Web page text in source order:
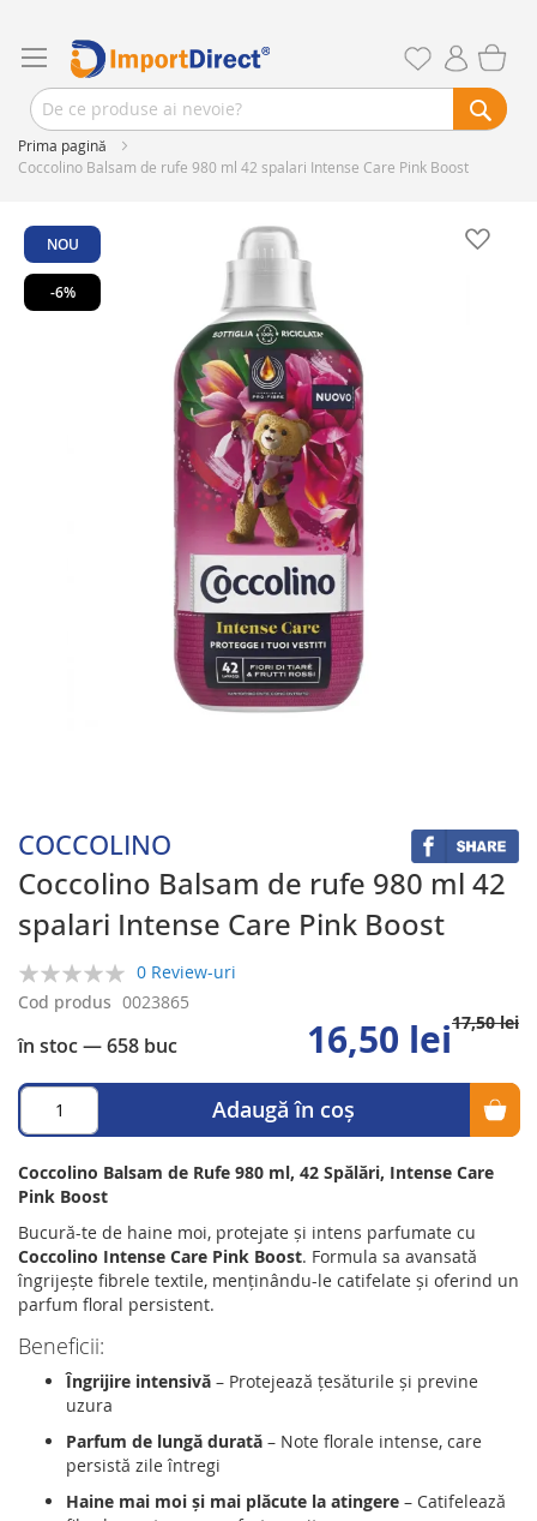
Prima pagină
Coccolino Balsam de rufe 980 ml 42 spalari Intense Care Pink Boost
COCCOLINO
Coccolino Balsam de rufe 980 ml 42
spalari Intense Care Pink Boost
0%
0 Review-uri
în stoc— 658 buc
Cod produs 0023865
16,50 lei17,50 lei
Adaugă în coș
Coccolino Balsam de Rufe 980 ml, 42 Spălări, Intense Care
Pink Boost
Bucură-te de haine moi, protejate și intens parfumate cu
Coccolino Intense Care Pink Boost. Formula sa avansată
îngrijește fibrele textile, menținându-le catifelate și oferind un
parfum floral persistent.
Beneficii:
Îngrijire intensivă – Protejează țesăturile și previne
uzura
Parfum de lungă durată – Note florale intense, care
persistă zile întregi
Haine mai moi și mai plăcute la atingere – Catifelează
the
end
images
gallery
NOU
-6%